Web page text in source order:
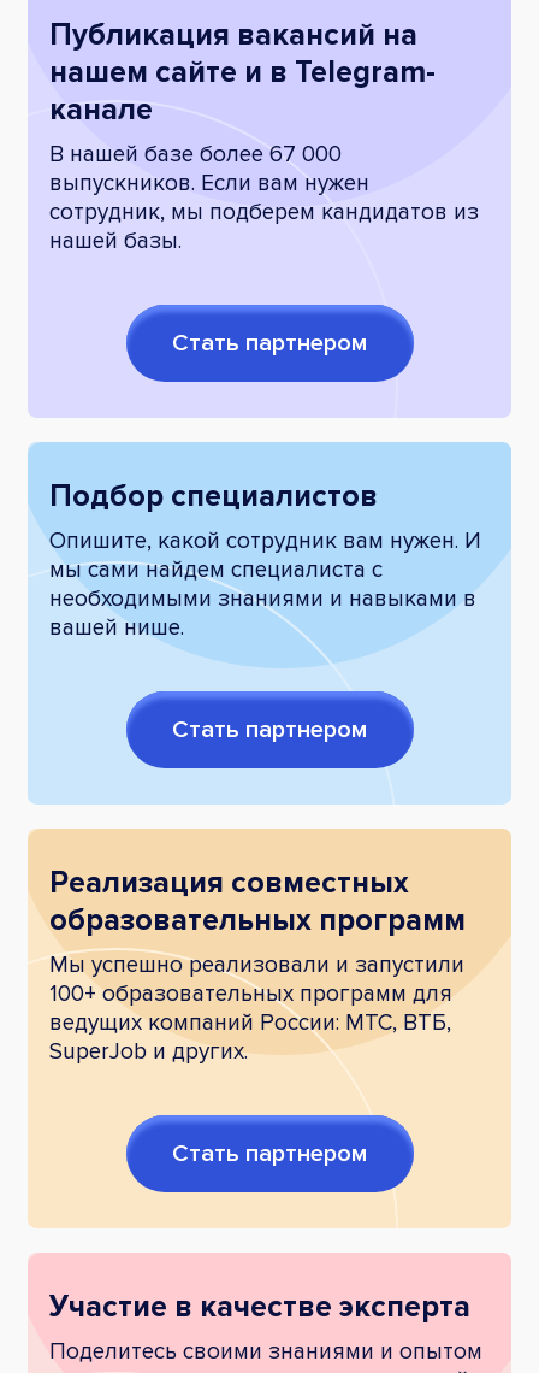
Публикация вакансий на
нашем сайте и в Telegram-
канале
В нашей базе более 67 000
выпускников. Если вам нужен
сотрудник, мы подберем кандидатов из
нашей базы.
Стать партнером
Подбор специалистов
Опишите, какой сотрудник вам нужен. И
мы сами найдем специалиста с
необходимыми знаниями и навыками в
вашей нише.
Стать партнером
Реализация совместных
образовательных программ
Мы успешно реализовали и запустили
100+ образовательных программ для
ведущих компаний России: МТС, ВТБ,
SuperJob и других.
Стать партнером
Участие в качестве эксперта
Поделитесь своими знаниями и опытом